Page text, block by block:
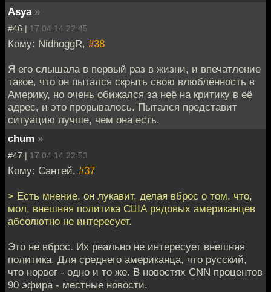
Asya »
#46 | 17.04.14 22:45
Кому: NidhoggR, #38
Я его слышала в первый раз в жизни, и впечатление
такое, что он пытался скрыть свою влюблённость в
Америку, но очень обижался за неё на критику в её
адрес, и это прорывалось. Пытался представит
ситуацию лучше, чем она есть.
chum »
#47 | 17.04.14 22:53
Кому: Сантей, #37
> Есть мнение, он лукавит, делая вброс о том, что,
мол, внешняя политика США рядовых американцев
абсолютно не интересует.
Это не вброс. Их реально не интересует внешняя
политика. Для среднего американца, что русский,
что норвег - одно и то же. В новостях CNN процентов
90 эфира - местные новости.